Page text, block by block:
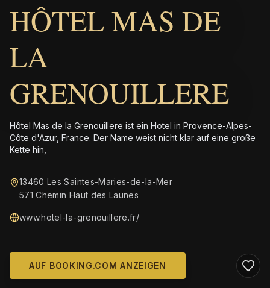
HÔTEL MAS DE
LA
GRENOUILLERE
Hôtel Mas de la Grenouillere ist ein Hotel in Provence-Alpes-
Côte d'Azur, France. Der Name weist nicht klar auf eine große
Kette hin,
13460 Les Saintes-Maries-de-la-Mer
571 Chemin Haut des Launes
www.hotel-la-grenouillere.fr/
AUF BOOKING.COM ANZEIGEN